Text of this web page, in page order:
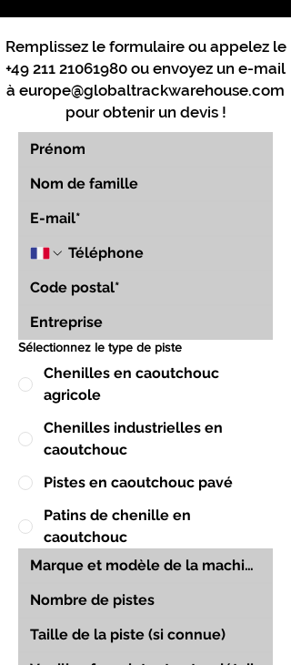
Remplissez le formulaire ou appelez le
+49 211 21061980 ou envoyez un e-mail
à europe@globaltrackwarehouse.com
pour obtenir un devis !
Sélectionnez le type de piste
Chenilles en caoutchouc
agricole
Chenilles industrielles en
caoutchouc
Pistes en caoutchouc pavé
Patins de chenille en
caoutchouc